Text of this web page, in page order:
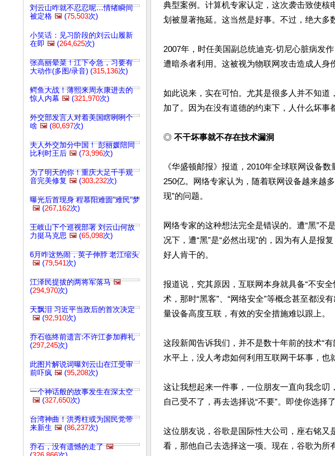
刘云山咋就不忍忍呢…情绪瞬间
被定格 🖼️ (75,503次)
小笑话：见习阶段的刘云山履新
在即 🖼️ (264,625次)
张高丽晕菜！江下令急，习要有
大动作(多图/录音) (315,136次)
鳄鱼大战！薄熙来周永康进去的
惊人内幕 🖼️ (321,970次)
外交部发言人对着美国瞎咧咧个
啥 🖼️ (80,697次)
夫人外交加分中国！ 彭丽媛陪同
比利时王后 🖼️ (73,996次)
为了明天的你！重庆大足千手观
音完美修复 🖼️ (303,232次)
曝光后首现身 程慕阳难圆"难民"梦
🖼️ (267,162次)
王岐山下个巡视部署 刘云山何故
力挺马克思 🖼️ (65,098次)
6月咋这热闹，英子伸脖 老江缩头
🖼️ (79,541次)
江泽民提拔的两将军落马 🖼️
(294,970次)
天飘泪 习近平当政后的首次决定
🖼️ (92,910次)
乔石临终前遗言:不许江参加葬礼
(297,245次)
此图片解说词曝刘云山在江受审
前吓疯 🖼️ (95,208次)
一个神话般的故事发生在深太空
🖼️ (327,650次)
台湾神曲！洪秀柱或为国民党带
来新生 🖼️ (86,237次)
乔石，没有遗憾的走了 🖼️
典型案例。计算机专家认定，这次袭击致使
划被显著拖延。这当然是好事。不过，绝大多
2007年，时任美国副总统迪克-切尼心脏病发
遭暗杀者利用。这被视为物联网攻击造成人身
如此说来，实在可怕。尤其是很多人并不知
加了。因为在没有道德的约束下，人什么坏事
◎ 不干坏事就不存在技术漏洞
《华盛顿邮报》报道，2010年全球联网设备
250亿。网络专家认为，随着联网设备越来越
现”的问题。
网络专家的这种想法完全是错误的。遭“黑”不
况下，遭“黑”是“必然出现”的，因为有人是报
好人肯干的。
报道说，究其原因，互联网本身就具备“不安
术，那时“黑客”、“网络安全”等概念甚至都没
量设备高度互联，有效的安全措施难以跟上。
这段新闻告诉我们，并不是数十年前的技术“
水平上，没人考虑如何利用互联网干坏事，也
这让我想起来一件事，一位朋友一直向我念
自己受不了，再去选择说“不要”。即使你选择
这位朋友说，谷歌是国际性大公司，座右铭又
看，那他自己去选择这一项。现在，谷歌为所